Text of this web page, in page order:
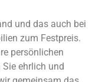
und das auch bei
zum Festpreis.
persönlichen
ehrlich und